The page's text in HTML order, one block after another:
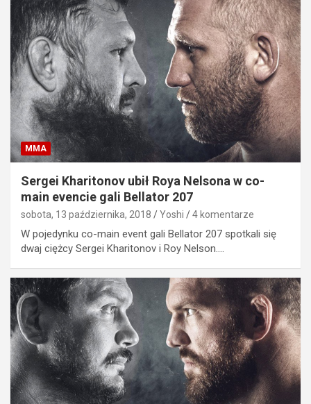
MMA
Sergei Kharitonov ubił Roya Nelsona w co-
main evencie gali Bellator 207
sobota, 13 października, 2018 Yoshi 4 komentarze
W pojedynku co-main event gali Bellator 207 spotkali się
dwaj ciężcy Sergei Kharitonov i Roy Nelson.…